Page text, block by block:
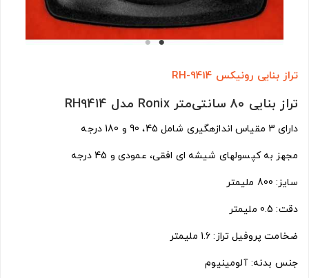
تراز بنایی رونیکس RH-9414
تراز بنایی 80 سانتی‌متر Ronix مدل RH9414
دارای 3 مقیاس اندازهگیری شامل 45، 90 و 180 درجه
مجهز به کپسولهای شیشه ای افقی، عمودی و 45 درجه
سایز: 800 ملیمتر
دقت: 0.5 ملیمتر
ضخامت پروفیل تراز: 1.6 ملیمتر
جنس بدنه: آلومینیوم